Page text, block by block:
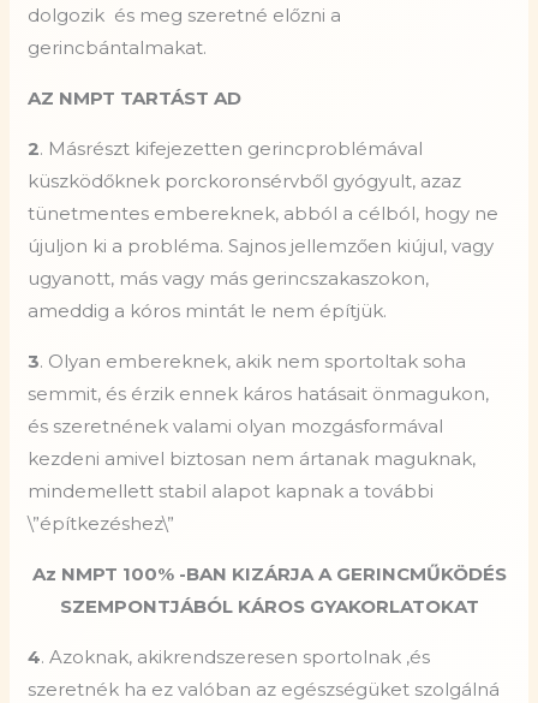
dolgozik és meg szeretné előzni a
gerincbántalmakat.
AZ NMPT TARTÁST AD
2. Másrészt kifejezetten gerincproblémával
küszködőknek porckoronsérvből gyógyult, azaz
tünetmentes embereknek, abból a célból, hogy ne
újuljon ki a probléma. Sajnos jellemzően kiújul, vagy
ugyanott, más vagy más gerincszakaszokon,
ameddig a kóros mintát le nem építjük.
3. Olyan embereknek, akik nem sportoltak soha
semmit, és érzik ennek káros hatásait önmagukon,
és szeretnének valami olyan mozgásformával
kezdeni amivel biztosan nem ártanak maguknak,
mindemellett stabil alapot kapnak a további
\”építkezéshez\”
Az NMPT 100% -BAN KIZÁRJA A GERINCMŰKÖDÉS
SZEMPONTJÁBÓL KÁROS GYAKORLATOKAT
4. Azoknak, akikrendszeresen sportolnak ,és
szeretnék ha ez valóban az egészségüket szolgálná